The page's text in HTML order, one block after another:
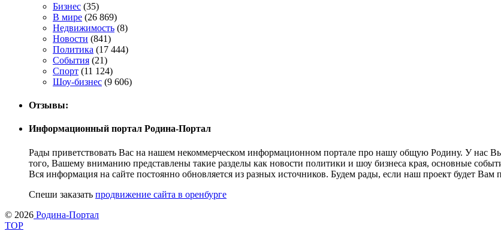
Бизнес (35)
В мире (26 869)
Недвижимость (8)
Новости (841)
Политика (17 444)
События (21)
Спорт (11 124)
Шоу-бизнес (9 606)
Отзывы:
Информационный портал Родина-Портал
Рады приветствовать Вас на нашем некоммерческом информационном портале про нашу общую Родину. У нас
того, Вашему вниманию представлены такие разделы как новости политики и шоу бизнеса края, основные
Вся информация на сайте постоянно обновляется из разных источников. Будем рады, если наш проект будет Вам
Спеши заказать продвижение сайта в оренбурге
© 2026 Родина-Портал
TOP